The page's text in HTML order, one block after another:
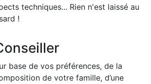
techniques... Rien n'est laissé au
!
base de vos préférences, de la
de votre famille, d’une